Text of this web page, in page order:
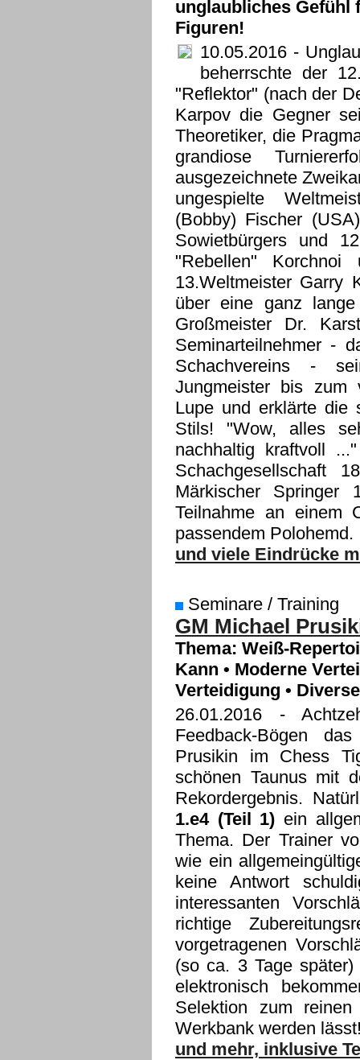
unglaubliches Gefühl
Figuren!
10.05.2016 -
beherrschte der
"Reflektor" (nach der
Karpov die Gegner
Theoretiker, die
grandiose
ausgezeichnete
ungespielte
(Bobby) Fischer
Sowietbürgers und
"Rebellen"
13.Weltmeister Garry
über eine ganz
Großmeister Dr.
Seminarteilnehmer -
Schachvereins -
Jungmeister bis zum
Lupe und erklärte die
Stils! "Wow, alles
nachhaltig kraftvoll
Schachgesellschaft
Märkischer Springer
Teilnahme an einem
passendem Polohemd.
und viele Eindrücke
Seminare / Training
GM Michael
Thema: Weiß-
Kann • Moderne
Verteidigung •
26.01.2016 -
Feedback-Bögen
Prusikin im Chess
schönen Taunus mit
Rekordergebnis.
1.e4 (Teil 1) ein
Thema. Der Trainer
wie ein
keine Antwort
interessanten
richtige
vorgetragenen
(so ca. 3 Tage
elektronisch
Selektion zum
Werkbank werden
und mehr, inklusive